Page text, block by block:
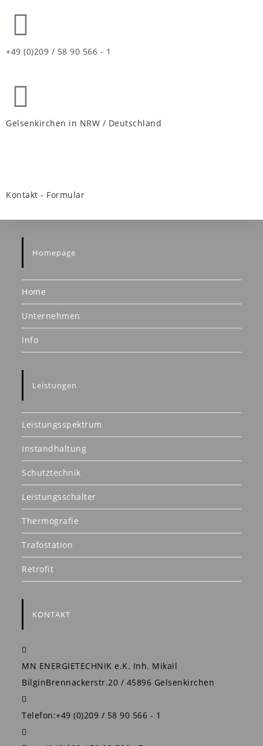
+49 (0)209 / 58 90 566 - 1
Gelsenkirchen in NRW / Deutschland
Kontakt - Formular
Homepage
Home
Unternehmen
Info
Leistungen
Leistungsspektrum
Instandhaltung
Schutztechnik
Leistungsschalter
Thermografie
Trafostation
Retrofit
KONTAKT
MN ENERGIETECHNIK e.K. Inh. Mikail
BilginBrennackerstr.20 / 45896 Gelsenkirchen
Telefon:+49 (0)209 / 58 90 566 - 1